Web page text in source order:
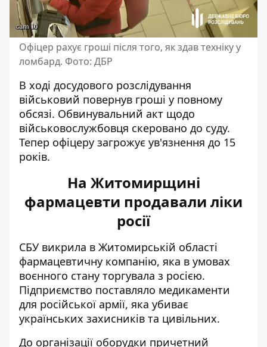
Офіцер рахує гроші після того, як здав техніку у
ломбард. Фото: ДБР
В ході досудового розслідування
військовий повернув гроші у повному
обсязі. Обвинувальний акт щодо
військовослужбовця скеровано до суду.
Тепер офіцеру загрожує ув'язнення до 15
років.
На Житомирщині
фармацевти продавали ліки
росії
СБУ викрила в Житомирській області
фармацевтичну компанію, яка в умовах
воєнного стану торгувала з росією.
Підприємство поставляло медикаменти
для російської армії, яка убиває
українських захисників та цивільних.
До організації оборудки причетний